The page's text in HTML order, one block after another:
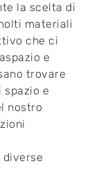
la scelta di
materiali
che ci
e
trovare
spazio e
nostro